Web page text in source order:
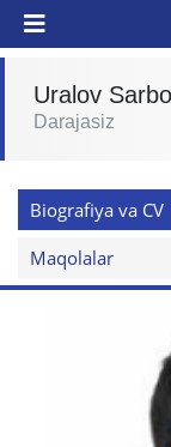
Uralov
Darajasiz
Biografiya va CV
Maqolalar
TDYU
Assalomu
chatiga xush
Qabul bo'yicha
Mavzuni
savollar chiqadi: